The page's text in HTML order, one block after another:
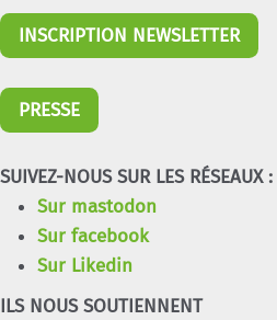
INSCRIPTION NEWSLETTER
PRESSE
SUIVEZ-NOUS SUR LES RÉSEAUX :
Sur mastodon
Sur facebook
Sur Likedin
ILS NOUS SOUTIENNENT